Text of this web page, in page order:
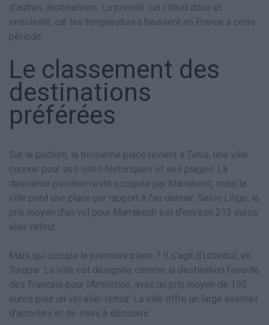
d’autres destinations. La priorité : un climat doux et
ensoleillé, car les températures baissent en France à cette
période.
Le classement des
destinations
préférées
Sur le podium, la troisième place revient à Tunis, une ville
connue pour ses sites historiques et ses plages. La
deuxième position reste occupée par Marrakech, mais la
ville perd une place par rapport à l’an dernier. Selon Liligo, le
prix moyen d’un vol pour Marrakech est d’environ 213 euros
aller-retour.
Mais qui occupe la première place ? Il s’agit d’Istanbul, en
Turquie. La ville est désignée comme la destination favorite
des Français pour l’Armistice, avec un prix moyen de 195
euros pour un vol aller-retour. La ville offre un large éventail
d’activités et de sites à découvrir.